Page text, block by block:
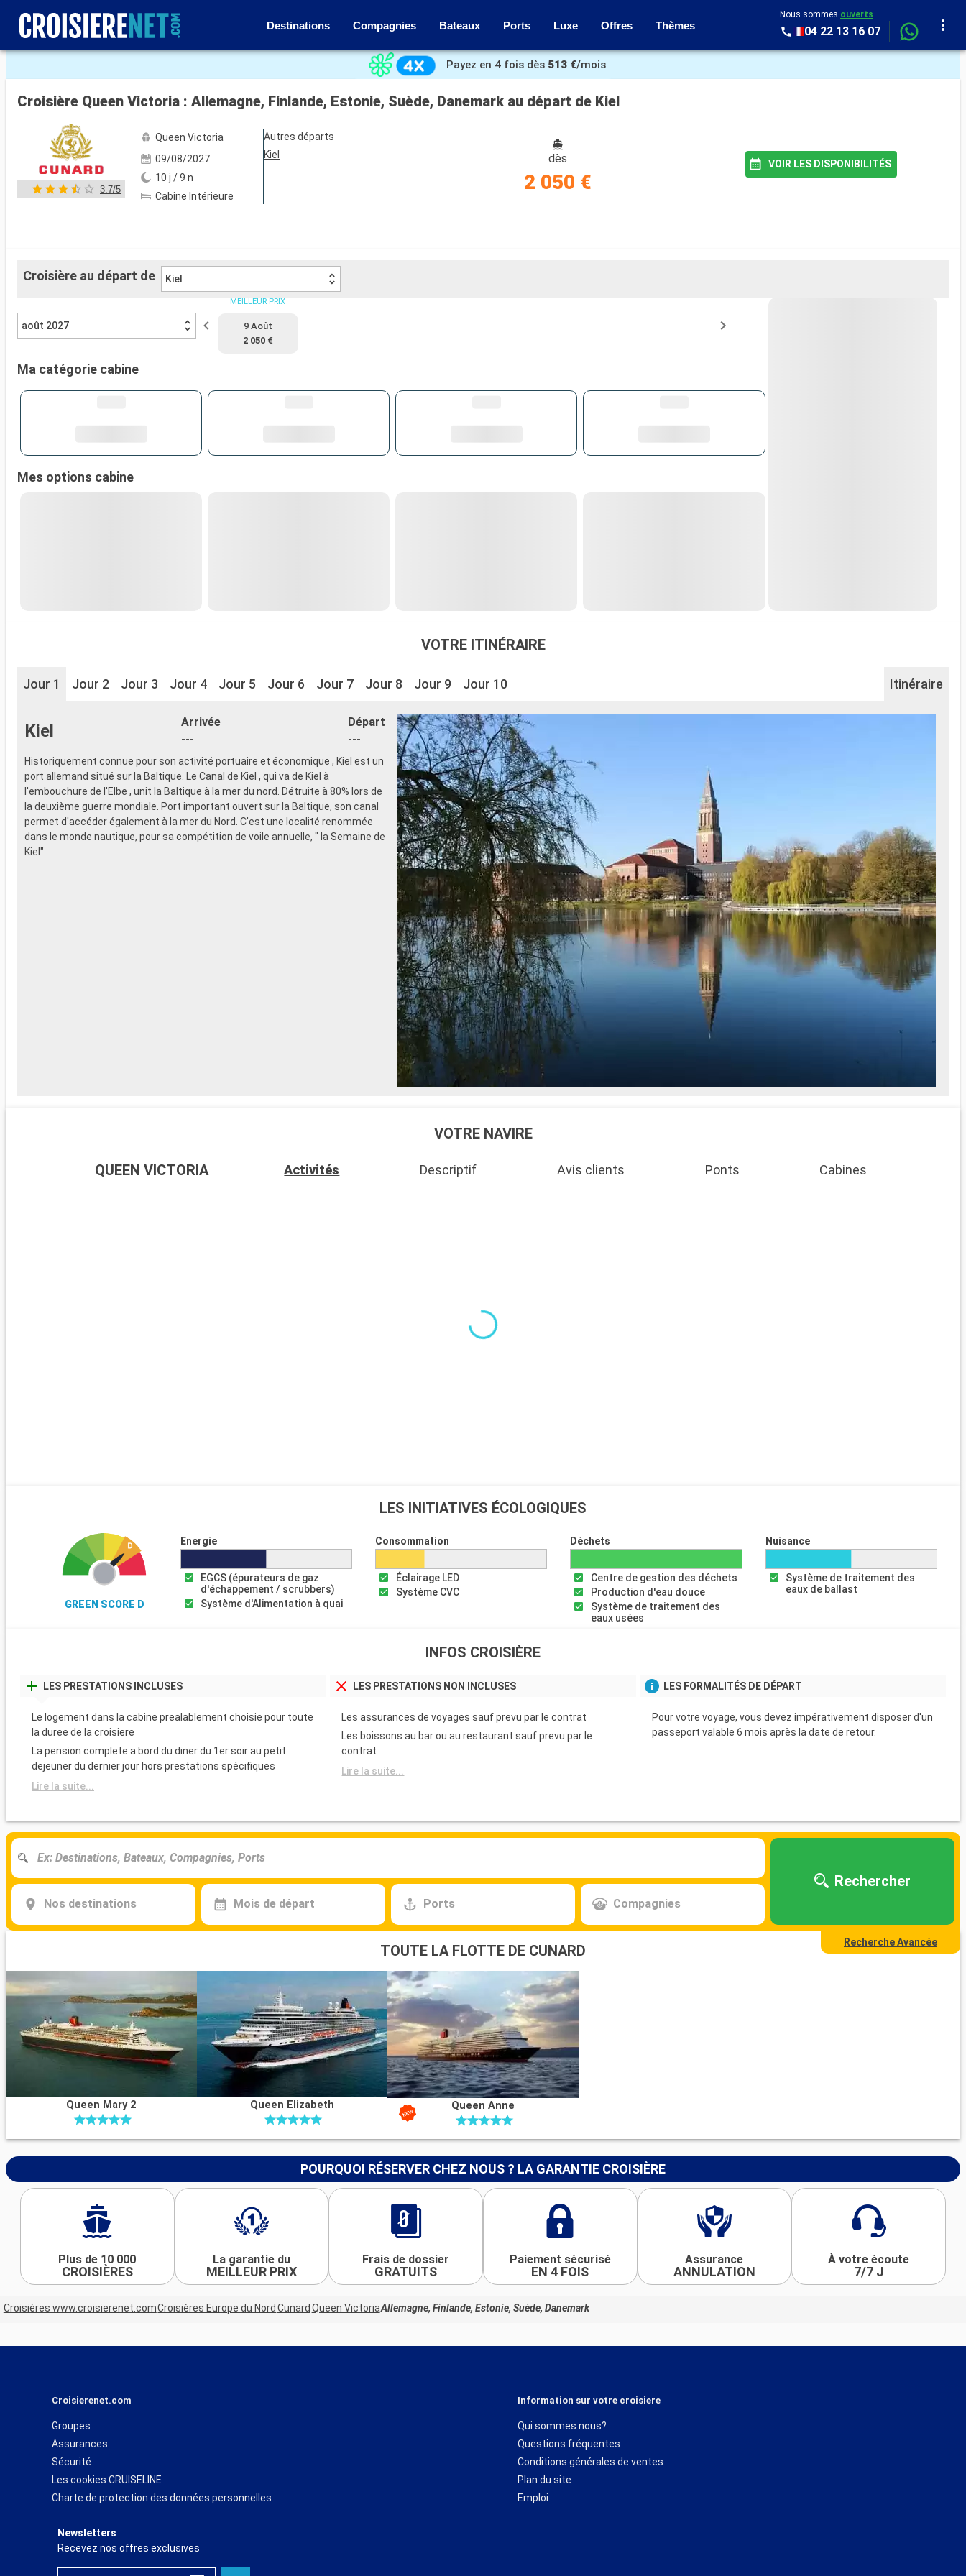
Destinations Compagnies Bateaux Ports Luxe Offres Thèmes
Nous sommes ouverts
04 22 13 16 07
Voir les 113 autres photos
Payez en 4 fois dès 513 €/mois
Croisière Queen Victoria : Allemagne, Finlande, Estonie, Suède, Danemark au départ de Kiel
3.7/5
Queen Victoria
09/08/2027
10 j / 9 n
Cabine Intérieure
Autres départs
Kiel
dès
2 050 €
VOIR LES DISPONIBILITÉS
Croisière au départ de Kiel
août 2027
MEILLEUR PRIX
9 Août
2 050 €
Ma catégorie cabine
Mes options cabine
VOTRE ITINÉRAIRE
Jour 1 Jour 2 Jour 3 Jour 4 Jour 5 Jour 6 Jour 7 Jour 8 Jour 9 Jour 10 Itinéraire
Kiel
Arrivée
---
Départ
---
Historiquement connue pour son activité portuaire et économique , Kiel est un
port allemand situé sur la Baltique. Le Canal de Kiel , qui va de Kiel à
l'embouchure de l'Elbe , unit la Baltique à la mer du nord. Détruite à 80% lors de
la deuxième guerre mondiale. Port important ouvert sur la Baltique, son canal
permet d'accéder également à la mer du Nord. C'est une localité renommée
dans le monde nautique, pour sa compétition de voile annuelle, " la Semaine de
Kiel".
VOTRE NAVIRE
QUEEN VICTORIA Activités Descriptif Avis clients Ponts Cabines
LES INITIATIVES ÉCOLOGIQUES
GREEN SCORE D
Energie
EGCS (épurateurs de gaz
d'échappement / scrubbers)
Système d'Alimentation à quai
Consommation
Éclairage LED
Système CVC
Déchets
Centre de gestion des déchets
Production d'eau douce
Système de traitement des
eaux usées
Nuisance
Système de traitement des
eaux de ballast
INFOS CROISIÈRE
LES PRESTATIONS INCLUSES
Le logement dans la cabine prealablement choisie pour toute
la duree de la croisiere
La pension complete a bord du diner du 1er soir au petit
dejeuner du dernier jour hors prestations spécifiques
Lire la suite...
LES PRESTATIONS NON INCLUSES
Les assurances de voyages sauf prevu par le contrat
Les boissons au bar ou au restaurant sauf prevu par le
contrat
Lire la suite...
LES FORMALITÉS DE DÉPART
Pour votre voyage, vous devez impérativement disposer d'un
passeport valable 6 mois après la date de retour.
Nos destinations Mois de départ Ports Compagnies
Rechercher
Recherche Avancée
TOUTE LA FLOTTE DE CUNARD
Queen Mary 2 Queen Elizabeth Queen Anne
POURQUOI RÉSERVER CHEZ NOUS ? LA GARANTIE CROISIÈRE
Plus de 10 000
CROISIÈRES
La garantie du
MEILLEUR PRIX
Frais de dossier
GRATUITS
Paiement sécurisé
EN 4 FOIS
Assurance
ANNULATION
À votre écoute
7/7 J
Croisières www.croisierenet.comCroisières Europe du Nord Cunard Queen VictoriaAllemagne, Finlande, Estonie, Suède, Danemark
Croisierenet.com
Groupes
Assurances
Sécurité
Les cookies CRUISELINE
Charte de protection des données personnelles
Information sur votre croisiere
Qui sommes nous?
Questions fréquentes
Conditions générales de ventes
Plan du site
Emploi
Newsletters
Recevez nos offres exclusives